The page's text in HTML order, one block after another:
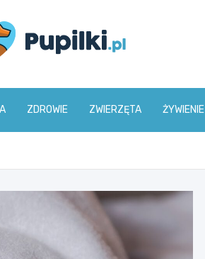
ZDROWIE ZWIERZĘTA ŻYWIENIE